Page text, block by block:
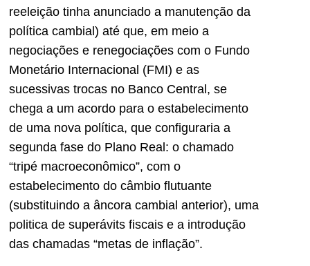
reeleição tinha anunciado a manutenção da
política cambial) até que, em meio a
negociações e renegociações com o Fundo
Monetário Internacional (FMI) e as
sucessivas trocas no Banco Central, se
chega a um acordo para o estabelecimento
de uma nova política, que configuraria a
segunda fase do Plano Real: o chamado
“tripé macroeconômico”, com o
estabelecimento do câmbio flutuante
(substituindo a âncora cambial anterior), uma
politica de superávits fiscais e a introdução
das chamadas “metas de inflação”.